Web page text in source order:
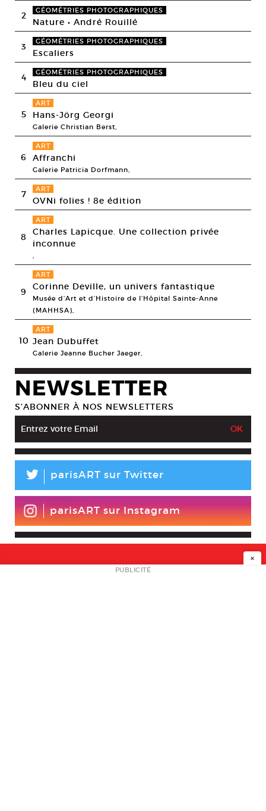
2 GÉOMÉTRIES PHOTOGRAPHIQUES
Nature • André Rouillé
3 GÉOMÉTRIES PHOTOGRAPHIQUES
Escaliers
4 GÉOMÉTRIES PHOTOGRAPHIQUES
Bleu du ciel
5
ART
Hans-Jörg Georgi
Galerie Christian Berst,
6
ART
Affranchi
Galerie Patricia Dorfmann,
7 ART
OVNi folies ! 8e édition
8
ART
Charles Lapicque. Une collection privée
inconnue
,
9
ART
Corinne Deville, un univers fantastique
Musée d’Art et d’Histoire de l’Hôpital Sainte-Anne
(MAHHSA),
10
ART
Jean Dubuffet
Galerie Jeanne Bucher Jaeger,
NEWSLETTER
S’ABONNER À NOS NEWSLETTERS
L parisART sur Twitter
parisART sur Instagram
NEWSLETTER
×
PUBLICITÉ